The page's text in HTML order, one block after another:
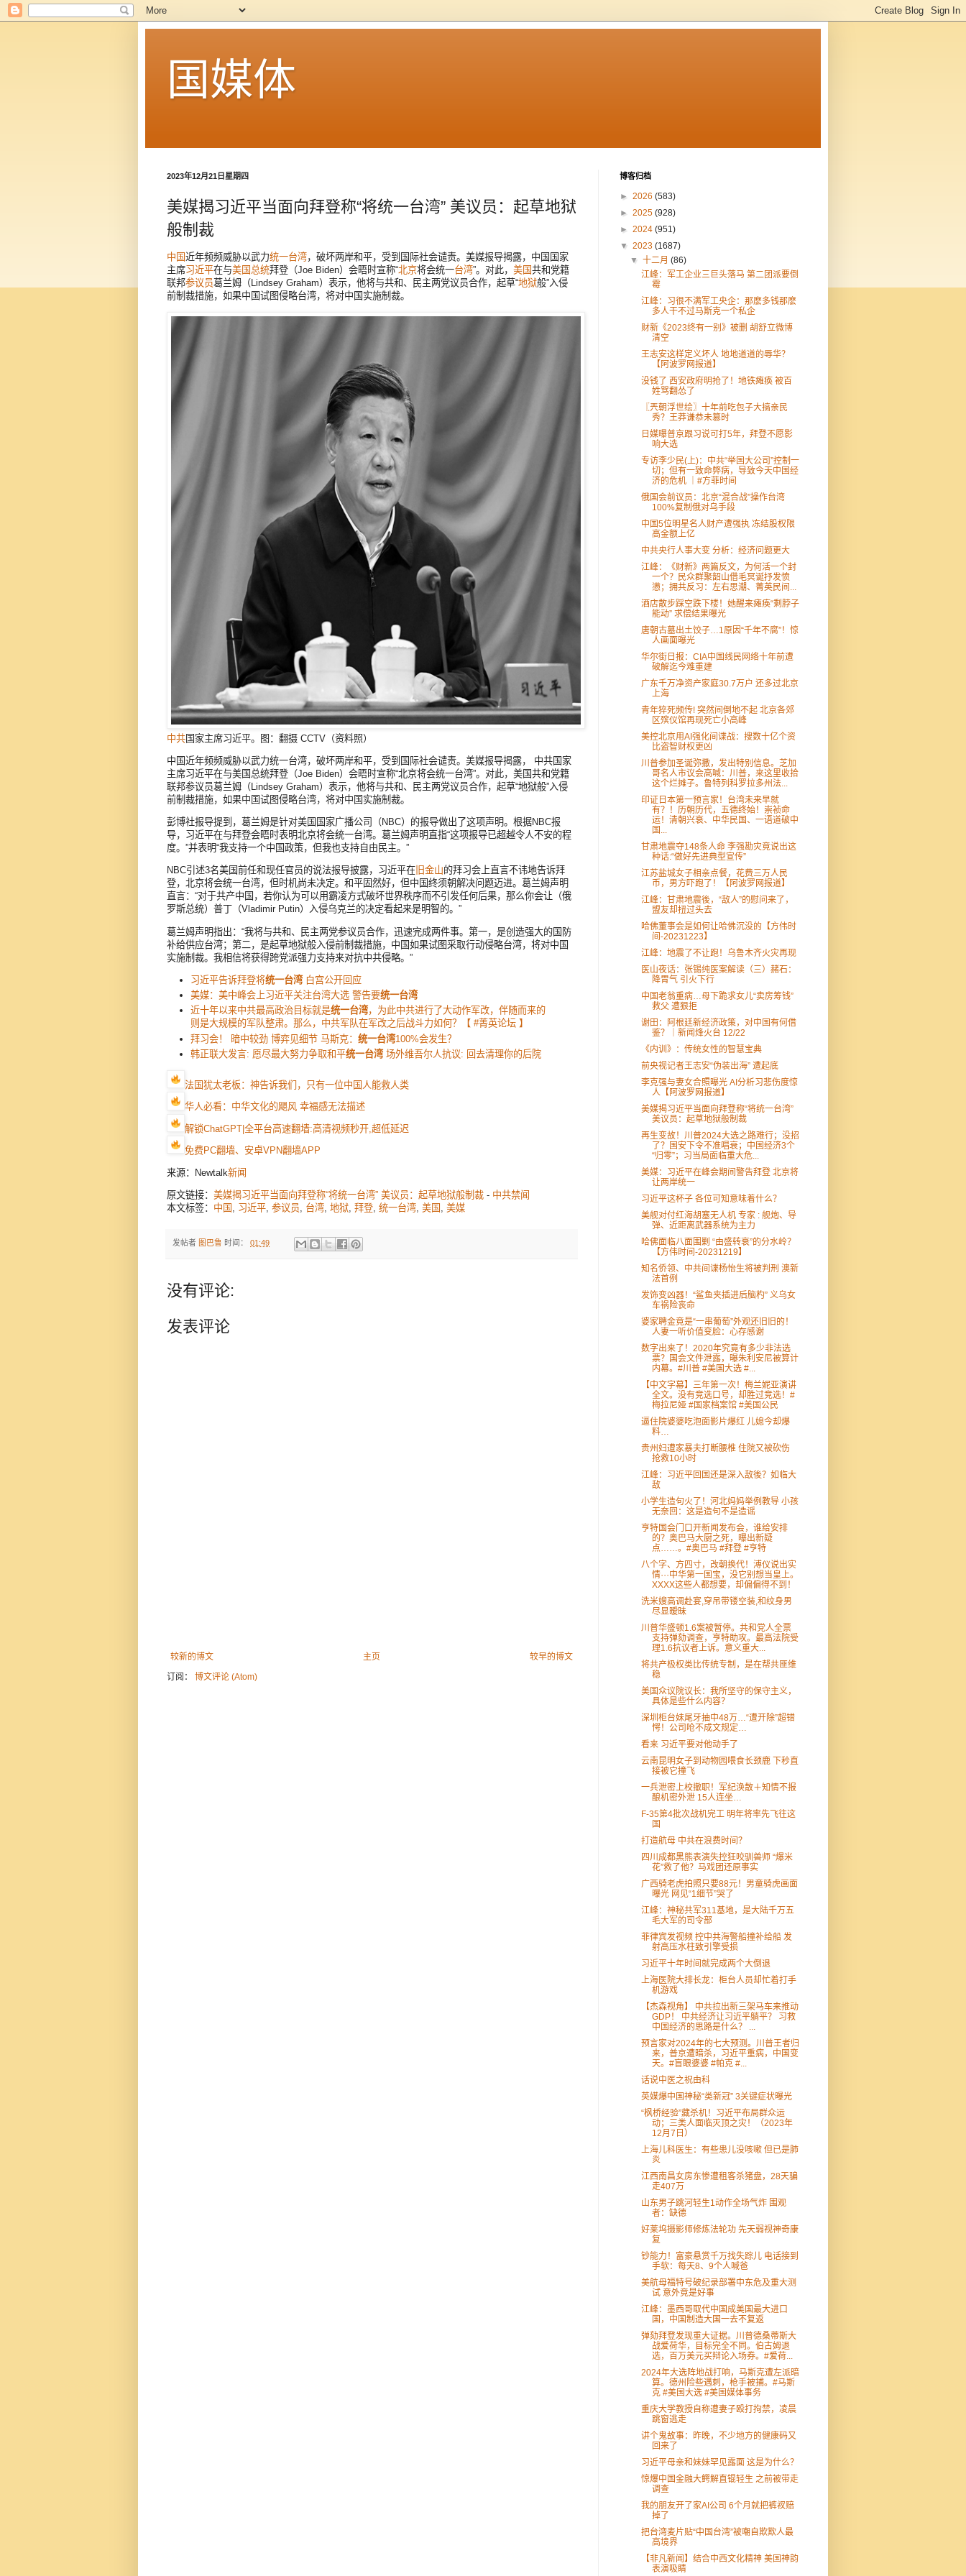
国媒体
2023年12月21日星期四
美媒揭习近平当面向拜登称“将统一台湾” 美议员：起草地狱
般制裁
中国近年频频威胁以武力统一台湾，破坏两岸和平，受到国际社会谴责。美媒报导揭露，中国国家
主席习近平在与美国总统拜登（Joe Biden）会晤时宣称“北京将会统一台湾”。对此， 美国共和党籍
联邦参议员葛兰姆（Lindsey Graham）表示，他将与共和、民主两党议员合作，起草“地狱般”入侵
前制裁措施，如果中国试图侵略台湾，将对中国实施制裁。
中共 国家主席习近平。图：翻摄 CCTV（资料照）
中国近年频频威胁以武力统一台湾，破坏两岸和平，受到国际社会谴责。美媒报导揭露， 中共国家
主席习近平在与美国总统拜登（Joe Biden）会晤时宣称“北京将会统一台湾”。对此，美国共和党籍
联邦参议员葛兰姆（Lindsey Graham）表示，他将与共和、民主两党议员合作，起草“地狱般”入侵
前制裁措施，如果中国试图侵略台湾，将对中国实施制裁。
彭博社报导提到，葛兰姆是针对美国国家广播公司（NBC）的报导做出了这项声明。根据NBC报
导，习近平在与拜登会晤时表明北京将会统一台湾。葛兰姆声明直指“这项报导已超越令人不安的程
度。”并表明“我支持一个中国政策，但我也支持自由民主。”
NBC引述3名美国前任和现任官员的说法报导披露，习近平在 旧金山的拜习会上直言不讳地告诉拜
登，北京将会统一台湾，但时机尚未决定。和平固然好，但中国终须朝解决问题迈进。葛兰姆声明
直言：“对于共产中国，若你认为可以用霸凌方式破坏世界秩序而不引发任何后果，那么你会让（俄
罗斯总统）普丁（Vladimir Putin）入侵乌克兰的决定看起来是明智的。”
葛兰姆声明指出：“我将与共和、民主两党参议员合作，迅速完成两件事。第一，是创造强大的国防
补给供应台湾；第二，是起草地狱般入侵前制裁措施，中国如果试图采取行动侵略台湾，将对中国
实施制裁。我相信将获得跨党派强力支持来对抗中共侵略。”
习近平告诉拜登将统一台湾 白宫公开回应
美媒：美中峰会上习近平关注台湾大选 警告要统一台湾
近十年以来中共最高政治目标就是统一台湾，为此中共进行了大动作军改，伴随而来的
则是大规模的军队整肃。那么，中共军队在军改之后战斗力如何？【 #菁英论坛 】
拜习会！ 暗中较劲 博弈见细节 马斯克： 统一台湾100%会发生？
韩正联大发言: 愿尽最大努力争取和平统一台湾 场外维吾尔人抗议: 回去清理你的后院
法国犹太老板：神告诉我们，只有一位中国人能救人类
华人必看：中华文化的飓风 幸福感无法描述
解锁ChatGPT|全平台高速翻墙:高清视频秒开,超低延迟
免费PC翻墙、安卓VPN翻墙APP
来源：Newtalk新闻
原文链接： 美媒揭习近平当面向拜登称“将统一台湾” 美议员：起草地狱般制裁 - 中共禁闻
本文标签： 中国 , 习近平, 参议员, 台湾, 地狱, 拜登, 统一台湾, 美国 , 美媒
发帖者 图巴鲁 时间： 01:49
没有评论:
发表评论
较新的博文 较早的博文
主页
订阅： 博文评论 (Atom)
博客归档
► 2026 (583)
► 2025 (928)
► 2024 (951)
▼ 2023 (1687)
▼十二月(86)
江峰：军工企业三巨头落马 第二团派要倒
霉
江峰：习很不满军工央企：那麽多钱那麽
多人干不过马斯克一个私企
财新《2023终有一别》被删 胡舒立微博
清空
王志安这样定义坏人 地地道道的辱华？
【阿波罗网报道】
没钱了 西安政府明抢了！地铁瘫痪 被百
姓骂翻怂了
〖兲朝浮世绘〗十年前吃包子大搞亲民
秀？王莽谦恭未篡时
日媒曝普京跟习说可打5年，拜登不愿影
响大选
专访李少民(上)：中共“举国大公司”控制一
切；但有一致命弊病，导致今天中国经
济的危机 ｜#方菲时间
俄国会前议员：北京“混合战”操作台湾
100%复制俄对乌手段
中国5位明星名人财产遭强执 冻结股权限
高金额上亿
中共央行人事大变 分析：经济问题更大
江峰：《财新》两篇反文，为何活一个封
一个？民众群聚韶山借毛冥诞抒发愤
懑；拥共反习：左右思潮、菁英民间...
酒店散步踩空跌下楼！她醒来瘫痪“剩脖子
能动” 求偿结果曝光
唐朝古墓出土饺子…1原因“千年不腐”！惊
人画面曝光
华尔街日报：CIA中国线民网络十年前遭
破解迄今难重建
广东千万净资产家庭30.7万户 还多过北京
上海
青年猝死频传! 突然间倒地不起 北京各郊
区殡仪馆再现死亡小高峰
美控北京用AI强化间谍战：搜数十亿个资
比盗智财权更凶
川普参加圣诞弥撒，发出特别信息。芝加
哥名人市议会高喊：川普，来这里收拾
这个烂摊子。鲁特列科罗拉多州法...
印证日本第一预言家！台湾未来早就
有？！历朝历代，五德终始！崇祯命
运！清朝兴衰、中华民国、一语道破中
国...
甘肃地震夺148条人命 李强勘灾竟说出这
种话:“做好先进典型宣传”
江苏盐城女子相亲点餐，花费三万人民
币，男方吓跑了！【阿波罗网报道】
江峰：甘肃地震後，“敌人”的慰问来了，
盟友却扭过头去
哈佛董事会是如何让哈佛沉没的【方伟时
间-20231223】
江峰：地震了不让跑！乌鲁木齐火灾再现
医山夜话：张锡纯医案解读（三）赭石：
降胃气 引火下行
中国老翁重病…母下跪求女儿“卖房筹钱”
救父 遭狠拒
谢田：阿根廷新经济政策，对中国有何借
鉴？｜新闻烽火台 12/22
《内训》：传统女性的智慧宝典
前央视记者王志安“伪装出海” 遭起底
李克强与妻女合照曝光 AI分析习悲伤度惊
人【阿波罗网报道】
美媒揭习近平当面向拜登称“将统一台湾”
美议员：起草地狱般制裁
再生变故！川普2024大选之路难行；没招
了？国安下令不准唱衰；中国经济3个
“归零”；习当局面临重大危...
美媒：习近平在峰会期间警告拜登 北京将
让两岸统一
习近平这杯子 各位可知意味着什么？
美舰对付红海胡塞无人机 专家 : 舰炮、导
弹、近距离武器系统为主力
哈佛面临八面围剿 “由盛转衰”的分水岭？
【方伟时间-20231219】
知名侨领、中共间谍杨怡生将被判刑 澳新
法首例
发饰变凶器！“鲨鱼夹插进后脑杓” 义乌女
车祸险丧命
婆家聘金竟是“一串葡萄”外观还旧旧的！
人妻一听价值变脸：心存感谢
数字出来了！2020年究竟有多少非法选
票？国会文件泄露，曝朱利安尼被算计
内幕。#川普 #美国大选 #...
【中文字幕】三年第一次！梅兰妮亚演讲
全文。没有竞选口号，却胜过竞选！#
梅拉尼娅 #国家档案馆 #美国公民
逼住院婆婆吃泡面影片爆红 儿媳今却爆
料…
贵州妇遭家暴夫打断腰椎 住院又被砍伤
抢救10小时
江峰：习近平回国还是深入敌後？如临大
敌
小学生造句火了！河北妈妈举例教导 小孩
无奈回：这是造句不是造谣
亨特国会门口开新闻发布会，谁给安排
的？奥巴马大厨之死，曝出新疑
点……。#奥巴马 #拜登 #亨特
八个字、方四寸，改朝换代！溥仪说出实
情⋯中华第一国宝，没它别想当皇上。
XXXX这些人都想要，却偏偏得不到！
洗米嫂高调赴宴,穿吊带镂空装,和纹身男
尽显暧昧
川普华盛顿1.6案被暂停。共和党人全票
支持弹劾调查，亨特助攻。最高法院受
理1.6抗议者上诉。意义重大...
将共产极权类比传统专制，是在帮共匪维
稳
美国众议院议长：我所坚守的保守主义，
具体是些什么内容？
深圳柜台妹尾牙抽中48万…“遭开除”超错
愕！公司呛不成文规定…
看来 习近平要对他动手了
云南昆明女子到动物园喂食长颈鹿 下秒直
接被它撞飞
一兵泄密上校撤职！军纪涣散＋知情不报
酿机密外泄 15人连坐…
F-35第4批次战机完工 明年将率先飞往这
国
打造航母 中共在浪费时间？
四川成都黑熊表演失控狂咬驯兽师 “爆米
花”救了他？马戏团还原事实
广西骑老虎拍照只要88元！男童骑虎画面
曝光 网见“1细节”哭了
江峰：神秘共军311基地，是大陆千万五
毛大军的司令部
菲律宾发视频 控中共海警船撞补给船 发
射高压水柱致引擎受损
习近平十年时间就完成两个大倒退
上海医院大排长龙：柜台人员却忙着打手
机游戏
【杰森视角】 中共拉出新三架马车来推动
GDP！ 中共经济让习近平躺平？ 习救
中国经济的思路是什么？ ...
预言家对2024年的七大预测。川普王者归
来，普京遭暗杀，习近平重病，中国变
天。#盲眼婆婆 #帕克 #...
话说中医之祝由科
英媒爆中国神秘“类新冠” 3关键症状曝光
“枫桥经验”藏杀机！习近平布局群众运
动；三类人面临灭顶之灾！（2023年
12月7日）
上海儿科医生：有些患儿没咳嗽 但已是肺
炎
江西南昌女房东惨遭租客杀猪盘，28天骗
走407万
山东男子跳河轻生1动作全场气炸 围观
者：缺德
好莱坞摄影师修炼法轮功 先天弱视神奇康
复
钞能力！富豪悬赏千万找失踪儿 电话接到
手软：每天8、9个人喊爸
美航母福特号破纪录部署中东危及重大测
试 意外竟是好事
江峰：墨西哥取代中国成美国最大进口
国，中国制造大国一去不复返
弹劾拜登发现重大证据。川普德桑蒂斯大
战爱荷华，目标完全不同。伯古姆退
选，百万美元买辩论入场券。#爱荷...
2024年大选阵地战打响，马斯克遭左派暗
算。德州险些遇刺，枪手被捕。#马斯
克 #美国大选 #美国媒体事务
重庆大学教授自称遭妻子殴打拘禁，凌晨
跳窗逃走
讲个鬼故事：昨晚，不少地方的健康码又
回来了
习近平母亲和妹妹罕见露面 这是为什么？
惊爆中国金融大鳄解直锟轻生 之前被带走
调查
我的朋友开了家AI公司 6个月就把裤衩赔
掉了
把台湾麦片贴“中国台湾”被嘲自欺欺人最
高境界
【非凡新闻】结合中西文化精神 美国神韵
表演吸睛